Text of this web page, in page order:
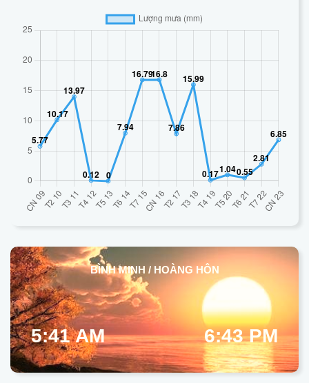
BÌNH MINH / HOÀNG HÔN
5:41 AM 6:43 PM